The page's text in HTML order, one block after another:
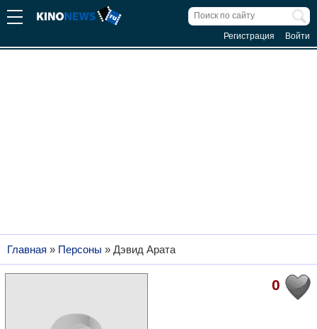
Регистрация Войти
Главная » Персоны » Дэвид Арата
0